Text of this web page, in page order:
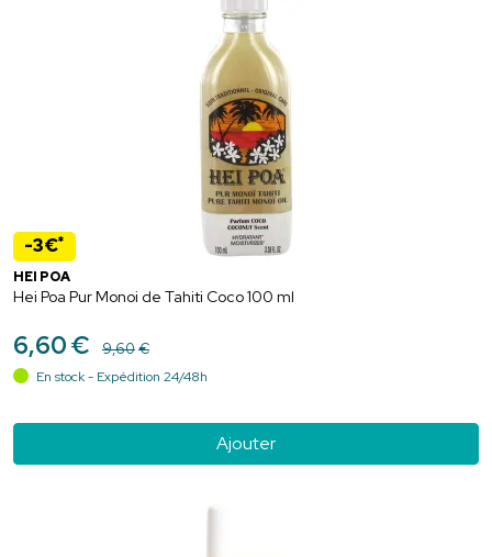
-3€*
HEI POA
Hei Poa Pur Monoi de Tahiti Coco 100 ml
6,60€ 9,60€
En stock - Expédition 24/48h
Ajouter